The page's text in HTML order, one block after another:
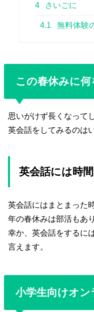
4 さいごに
4.1 無料体験
この春休みに
思いがけず長くなって
英会話をしてみるのは
英会話には時
英会話にはまとまった
年の春休みは部活もあ
幸か、英会話をするに
言えます。
小学生向けオン